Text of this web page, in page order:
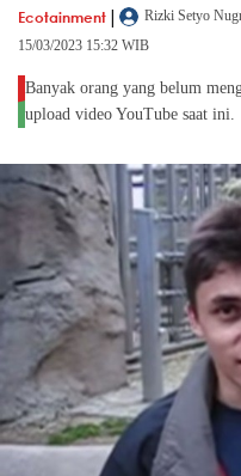
Ecotainment |
Rizki Setyo
15/03/2023 15:32 WIB
Banyak orang yang belum
upload video YouTube saat ini.